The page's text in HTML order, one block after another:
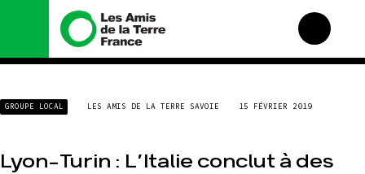
Nous connaître
Histoire
Missions et méthodes
Nos campagnes
Gaz « naturel », le grand
enfumage
GROUPE LOCAL LES AMIS DE LA TERRE SAVOIE 15 FÉVRIER 2019
Lyon-Turin : L’Italie conclut à des